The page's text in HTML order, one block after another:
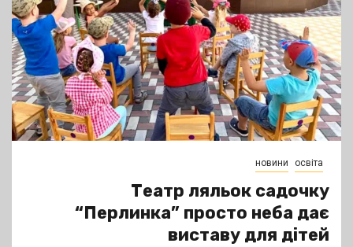
новини освіта
Театр ляльок садочку
“Перлинка” просто неба дає
виставу для дітей